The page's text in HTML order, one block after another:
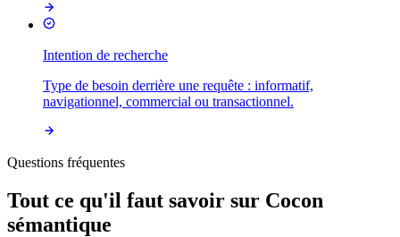
Intention de recherche
Type de besoin derrière une requête : informatif,
navigationnel, commercial ou transactionnel.
Questions fréquentes
Tout ce qu'il faut savoir sur Cocon
sémantique